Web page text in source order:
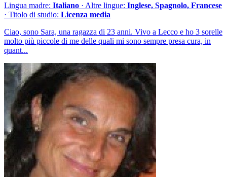
Lingua madre: Italiano · Altre lingue: Inglese, Spagnolo, Francese
· Titolo di studio: Licenza media
Ciao, sono Sara, una ragazza di 23 anni. Vivo a Lecco e ho 3 sorelle
molto più piccole di me delle quali mi sono sempre presa cura, in
quant...